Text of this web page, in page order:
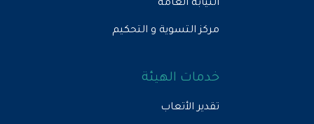
النيابة العامة
مركز التسوية و التحكيم
خدمات الهيئة
تقدير الأتعاب